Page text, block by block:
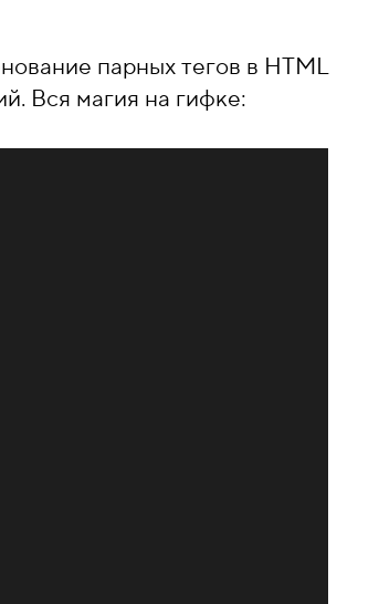
парных тегов в HTML
Вся магия на гифке: